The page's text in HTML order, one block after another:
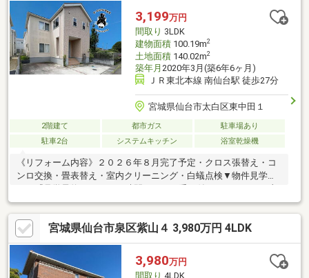
行きを感じられます。◆住空間のつながりや開放感を重視される
方にとって、検討しやすい住まいです。
3,199万円
間取り 3LDK
建物面積100.19m2
土地面積140.02m2
築年月 2020年3月(築6年6ヶ月)
ＪＲ東北本線 南仙台駅 徒歩27分
宮城県仙台市太白区東中田１
2階建て 都市ガス
駐車場あり
駐車2台
システムキッチン 浴室乾燥機
《リフォーム内容》２０２６年８月完了予定・クロス張替え・コ
ンロ交換・畳表替え・室内クリーニング・白蟻点検▼物件見学
日・平日・お仕事帰りの見学もお気軽にご予約ください。▼LINE
でも見学予約・詳細資料のご案内が可能です！ID:@e-concept_1
宮城県仙台市泉区紫山４ 3,980万円 4LDK
3,980万円
間取り 4LDK